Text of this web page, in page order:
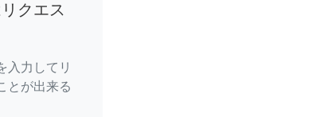
クエス
入力してリ
とが出来る